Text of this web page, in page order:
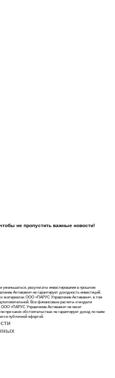
не пропустить важные новости!
уменьшаться, результаты инвестирования в прошлом
Активами» не гарантирует доходность инвестиций.
материалах ООО «ПАРУС Управление Активами», в том
Все финансовые расчеты и модели
ООО «ПАРУС Управление Активами» не несет
каких обстоятельствах не гарантирует доход по паям
публичной офертой.